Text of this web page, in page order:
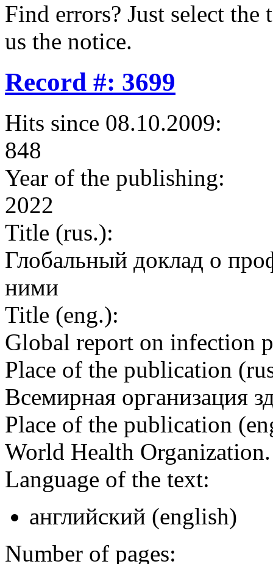
Find errors? Just select
us the notice.
Record #: 3699
Hits since 08.10.2009:
848
Year of the publishing:
2022
Title (rus.):
Глобальный доклад о
ними
Title (eng.):
Global report on infection
Place of the publication
Всемирная организация
Place of the publication
World Health
Language of the text:
английский (english)
Number of pages: